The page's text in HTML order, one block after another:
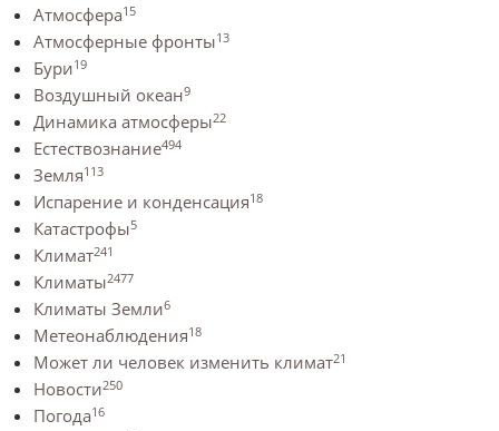
Атмосфера15
Атмосферные фронты13
Бури19
Воздушный океан9
Динамика атмосферы22
Естествознание494
Земля113
Испарение и конденсация18
Катастрофы5
Климат241
Климаты2477
Климаты Земли6
Метеонаблюдения18
Может ли человек изменить климат21
Новости250
Погода16